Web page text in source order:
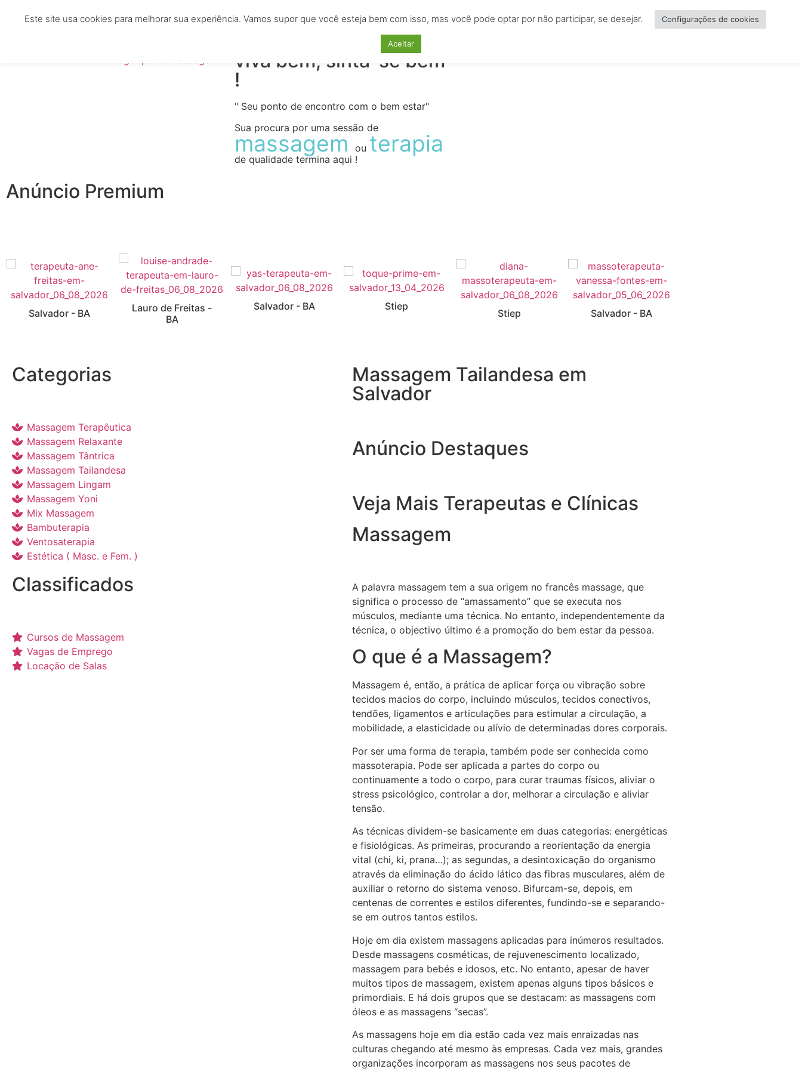
HOME TERAPEUTAS CLÍNICAS ESTÉTICAS EMPREGOS CURSOS LOCAÇÕES ANUNCIAR
viva bem, sinta-se bem
!
" Seu ponto de encontro com o bem estar"
Sua procura por uma sessão de
massagem ou terapia
de qualidade termina aqui !
Anúncio Premium
Salvador - BA
Lauro de Freitas -
BA
Salvador - BA Stiep
Stiep Salvador - BA
Categorias
Massagem Terapêutica
Massagem Relaxante
Massagem Tântrica
Massagem Tailandesa
Massagem Lingam
Massagem Yoni
Mix Massagem
Bambuterapia
Ventosaterapia
Estética ( Masc. e Fem. )
Classificados
Cursos de Massagem
Vagas de Emprego
Locação de Salas
Massagem Tailandesa em
Salvador
Anúncio Destaques
Veja Mais Terapeutas e Clínicas
Massagem
A palavra massagem tem a sua origem no francês massage, que
significa o processo de “amassamento” que se executa nos
músculos, mediante uma técnica. No entanto, independentemente da
técnica, o objectivo último é a promoção do bem estar da pessoa.
O que é a Massagem?
Massagem é, então, a prática de aplicar força ou vibração sobre
tecidos macios do corpo, incluindo músculos, tecidos conectivos,
tendões, ligamentos e articulações para estimular a circulação, a
mobilidade, a elasticidade ou alívio de determinadas dores corporais.
Por ser uma forma de terapia, também pode ser conhecida como
massoterapia. Pode ser aplicada a partes do corpo ou
continuamente a todo o corpo, para curar traumas físicos, aliviar o
stress psicológico, controlar a dor, melhorar a circulação e aliviar
tensão.
As técnicas dividem-se basicamente em duas categorias: energéticas
e fisiológicas. As primeiras, procurando a reorientação da energia
vital (chi, ki, prana…); as segundas, a desintoxicação do organismo
através da eliminação do ácido lático das fibras musculares, além de
auxiliar o retorno do sistema venoso. Bifurcam-se, depois, em
centenas de correntes e estilos diferentes, fundindo-se e separando-
se em outros tantos estilos.
Hoje em dia existem massagens aplicadas para inúmeros resultados.
Desde massagens cosméticas, de rejuvenescimento localizado,
massagem para bebés e idosos, etc. No entanto, apesar de haver
muitos tipos de massagem, existem apenas alguns tipos básicos e
primordiais. E há dois grupos que se destacam: as massagens com
óleos e as massagens “secas”.
As massagens hoje em dia estão cada vez mais enraizadas nas
culturas chegando até mesmo às empresas. Cada vez mais, grandes
organizações incorporam as massagens nos seus pacotes de
Este site usa cookies para melhorar sua experiência. Vamos supor que você esteja bem com isso, mas você pode optar por não participar, se desejar. Configurações de cookies
Aceitar